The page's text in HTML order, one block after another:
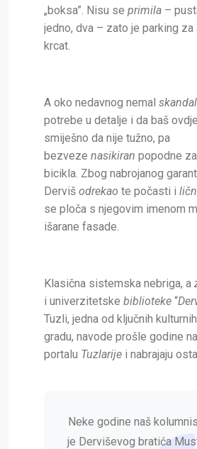
„boksa”. Nisu se primila –
jedno, dva – zato je parking za
krcat.
A oko nedavnog nemal
potrebe u detalje i da baš
smiješno da nije tužno, pa
bezveze nasikiran popodne
bicikla. Zbog nabrojanog
Derviš odrekao te počasti i
se ploča s njegovim imenom
išarane fasade.
Klasična sistemska nebriga, a
i univerzitetske biblioteke “
Tuzli, jedna od ključnih
gradu, navode prošle godine na
portalu Tuzlarije i nabrajaju
Neke godine naš
je Derviševog bratića